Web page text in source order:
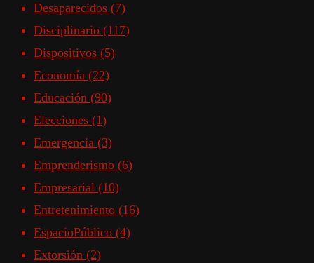
Desaparecidos (7)
Disciplinario (117)
Dispositivos (5)
Economía (22)
Educación (90)
Elecciones (1)
Emergencia (3)
Emprenderismo (6)
Empresarial (10)
Entretenimiento (16)
EspacioPúblico (4)
Extorsión (2)